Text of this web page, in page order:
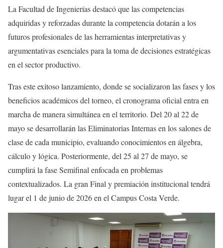
La Facultad de Ingenierías destacó que las competencias
adquiridas y reforzadas durante la competencia dotarán a los
futuros profesionales de las herramientas interpretativas y
argumentativas esenciales para la toma de decisiones estratégicas
en el sector productivo.
Tras este exitoso lanzamiento, donde se socializaron las fases y los
beneficios académicos del torneo, el cronograma oficial entra en
marcha de manera simultánea en el territorio. Del 20 al 22 de
mayo se desarrollarán las Eliminatorias Internas en los salones de
clase de cada municipio, evaluando conocimientos en álgebra,
cálculo y lógica. Posteriormente, del 25 al 27 de mayo, se
cumplirá la fase Semifinal enfocada en problemas
contextualizados. La gran Final y premiación institucional tendrá
lugar el 1 de junio de 2026 en el Campus Costa Verde.